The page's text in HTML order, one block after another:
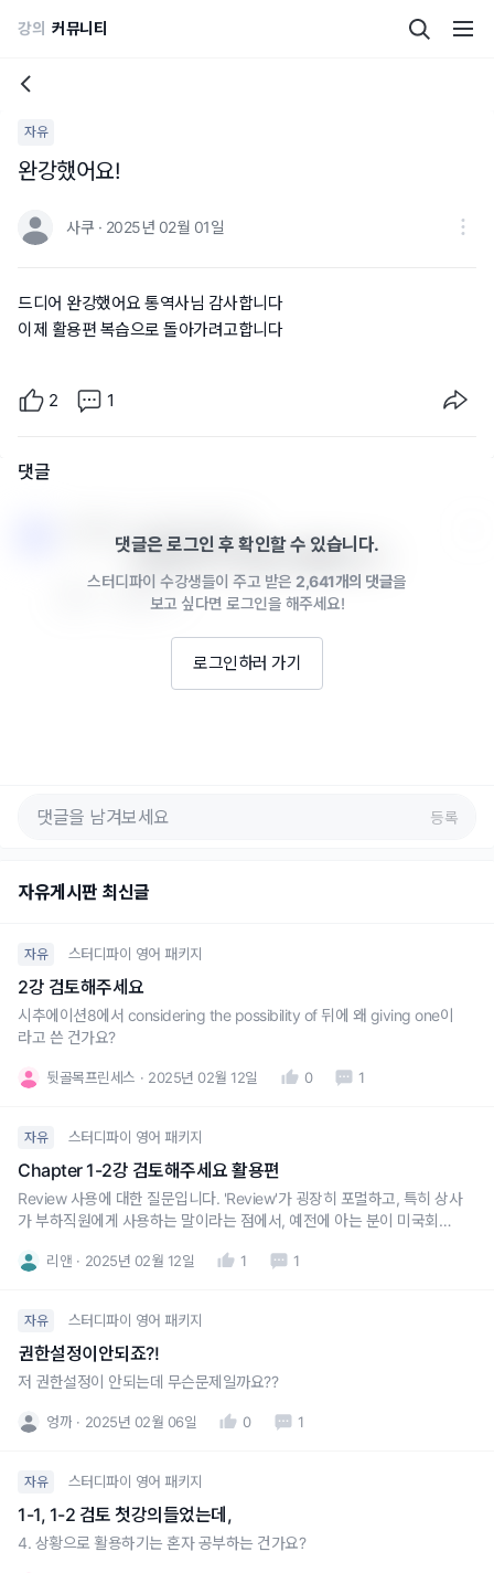
강의 커뮤니티
자유
완강했어요!
사쿠 · 2025년 02월 01일
드디어 완강했어요 통역사님 감사합니다
이제 활용편 복습으로 돌아가려고합니다
2 1
댓글
축하드립니다. 복습도 응원합니다 :)
답글 쓰기
댓글은 로그인 후 확인할 수 있습니다.
스터디파이 수강생들이 주고 받은2,641개의 댓글을
보고 싶다면 로그인을 해주세요!
로그인하러 가기
등록
자유게시판 최신글
자유 스터디파이 영어 패키지
2강 검토해주세요
시추에이션8에서 considering the possibility of 뒤에 왜 giving one이
라고 쓴 건가요?
뒷골목프린세스 2025년 02월 12일 0 1
자유 스터디파이 영어 패키지
Chapter 1-2강 검토해주세요 활용편
Review 사용에 대한 질문입니다. 'Review'가 굉장히 포멀하고, 특히 상사
가 부하직원에게 사용하는 말이라는 점에서, 예전에 아는 분이 미국회사
에게 보통 쓰는말이므로 사용 자제해달라는 이야기였죠! 그런데 을위치인
리앤 2025년 02월 12일 1 1
자유 스터디파이 영어 패키지
권한설정이안되죠?!
저 권한설정이 안되는데 무슨문제일까요??
엉까 2025년 02월 06일 0 1
자유 스터디파이 영어 패키지
1-1, 1-2 검토 첫강의들었는데,
4. 상황으로 활용하기는 혼자 공부하는 건가요?